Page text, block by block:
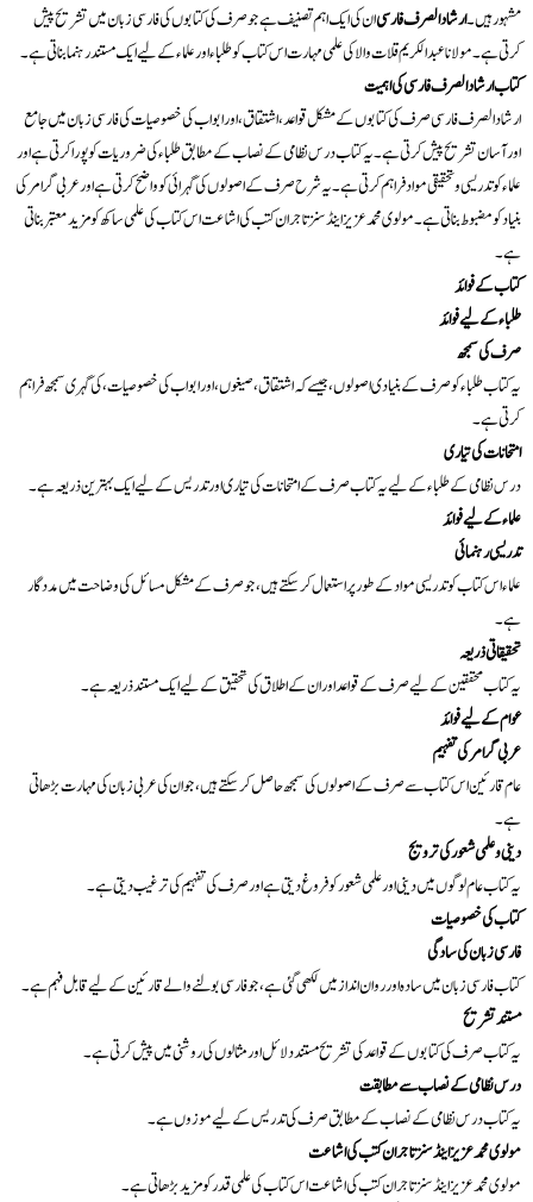
مشہور ہیں۔ارشاد الصرف فارسیان کی ایک اہم تصنیف ہے جو صرف کی کتابوں کی فارسی زبان میں تشریح پیش
کرتی ہے۔ مولانا عبدالکریم قلات والا کی علمی مہارت اس کتاب کو طلباء اور علماء کے لیے ایک مستند رہنما بناتی ہے۔
کتاب ارشاد الصرف فارسی کی اہمیت
ارشاد الصرف فارسی صرف کی کتابوں کے مشکل قواعد، اشتقاق، اور ابواب کی خصوصیات کی فارسی زبان میں جامع
اور آسان تشریح پیش کرتی ہے۔ یہ کتاب درس نظامی کے نصاب کے مطابق طلباء کی ضروریات کو پورا کرتی ہے اور
علماء کو تدریسی و تحقیقی مواد فراہم کرتی ہے۔ یہ شرح صرف کے اصولوں کی گہرائی کو واضح کرتی ہے اور عربی گرامر کی
بنیاد کو مضبوط بناتی ہے۔ مولوی محمد عزیز اینڈ سنز تاجران کتب کی اشاعت اس کتاب کی علمی ساکھ کو مزید معتبر بناتی
ہے۔
کتاب کے فوائد
طلباء کے لیے فوائد
صرف کی سمجھ
یہ کتاب طلباء کو صرف کے بنیادی اصولوں، جیسے کہ اشتقاق، صیغوں، اور ابواب کی خصوصیات، کی گہری سمجھ فراہم
کرتی ہے۔
امتحانات کی تیاری
درس نظامی کے طلباء کے لیے یہ کتاب صرف کے امتحانات کی تیاری اور تدریس کے لیے ایک بہترین ذریعہ ہے۔
علماء کے لیے فوائد
تدریسی رہنمائی
علماء اس کتاب کو تدریسی مواد کے طور پر استعمال کر سکتے ہیں، جو صرف کے مشکل مسائل کی وضاحت میں مددگار
ہے۔
تحقیقاتی ذریعہ
یہ کتاب محققین کے لیے صرف کے قواعد اور ان کے اطلاق کی تحقیق کے لیے ایک مستند ذریعہ ہے۔
عوام کے لیے فوائد
عربی گرامر کی تفہیم
عام قارئین اس کتاب سے صرف کے اصولوں کی سمجھ حاصل کر سکتے ہیں، جو ان کی عربی زبان کی مہارت بڑھاتی
ہے۔
دینی و علمی شعور کی ترویج
یہ کتاب عام لوگوں میں دینی اور علمی شعور کو فروغ دیتی ہے اور صرف کی تفہیم کی ترغیب دیتی ہے۔
کتاب کی خصوصیات
فارسی زبان کی سادگی
کتاب فارسی زبان میں سادہ اور روان انداز میں لکھی گئی ہے، جو فارسی بولنے والے قارئین کے لیے قابل فہم ہے۔
مستند تشریح
یہ کتاب صرف کی کتابوں کے قواعد کی تشریح مستند دلائل اور مثالوں کی روشنی میں پیش کرتی ہے۔
درس نظامی کے نصاب سے مطابقت
یہ کتاب درس نظامی کے نصاب کے مطابق صرف کی تدریس کے لیے موزوں ہے۔
مولوی محمد عزیز اینڈ سنز تاجران کتب کی اشاعت
مولوی محمد عزیز اینڈ سنز تاجران کتب کی اشاعت اس کتاب کی علمی قدر کو مزید بڑھاتی ہے۔